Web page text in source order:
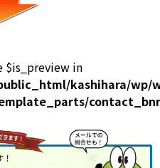
$is_preview in
kashihara/wp/